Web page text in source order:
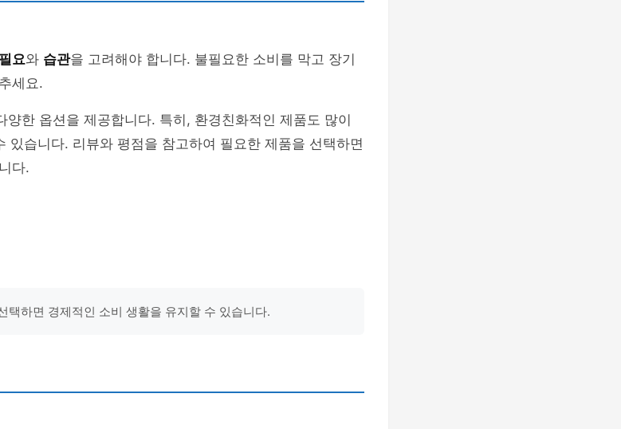
필요와 습관을 고려해야 합니다. 불필요한 소비를 막고 장기
세요.
양한 옵션을 제공합니다. 특히, 환경친화적인 제품도 많이
있습니다. 리뷰와 평점을 참고하여 필요한 제품을 선택하면
다.
택하면 경제적인 소비 생활을 유지할 수 있습니다.